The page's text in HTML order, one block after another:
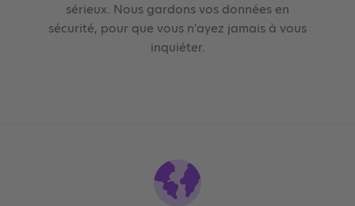
sérieux. Nous gardons vos données en
sécurité, pour que vous n'ayez jamais à vous
inquiéter.